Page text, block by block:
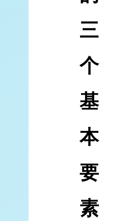
三
个
基
本
要
素